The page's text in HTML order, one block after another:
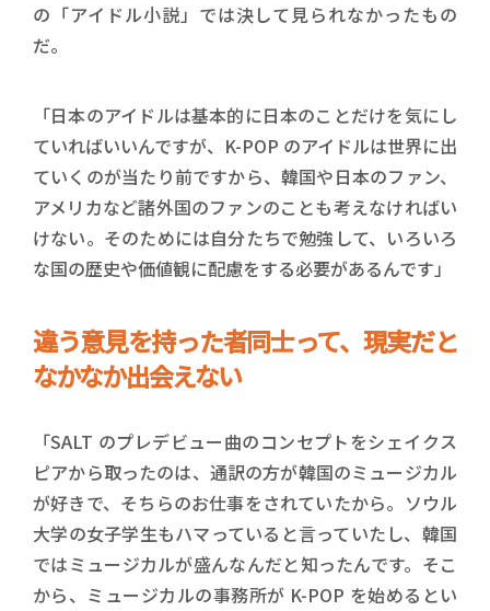
の「アイドル小説」では決して見られなかったもの
だ。
「日本のアイドルは基本的に日本のことだけを気にし
ていればいいんですが、K-POP のアイドルは世界に出
ていくのが当たり前ですから、韓国や日本のファン、
アメリカなど諸外国のファンのことも考えなければい
けない。そのためには自分たちで勉強して、いろいろ
な国の歴史や価値観に配慮をする必要があるんです」
違う意見を持った者同士って、現実だと
なかなか出会えない
「SALT のプレデビュー曲のコンセプトをシェイクス
ピアから取ったのは、通訳の方が韓国のミュージカル
が好きで、そちらのお仕事をされていたから。ソウル
大学の女子学生もハマっていると言っていたし、韓国
ではミュージカルが盛んなんだと知ったんです。そこ
から、ミュージカルの事務所が K-POP を始めるとい